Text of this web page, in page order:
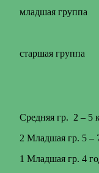
младшая группа
старшая группа
Средняя гр. 2 – 5
2 Младшая гр. 5 –
1 Младшая гр. 4